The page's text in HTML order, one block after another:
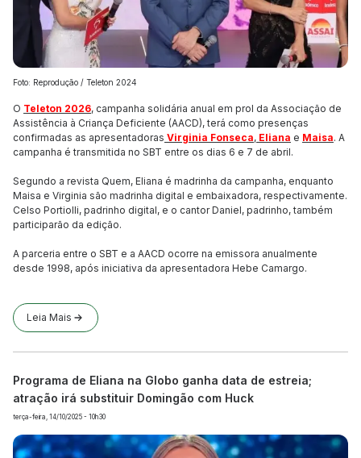
Foto: Reprodução / Teleton 2024
O Teleton 2026, campanha solidária anual em prol da Associação de
Assistência à Criança Deficiente (AACD), terá como presenças
confirmadas as apresentadoras Virginia Fonseca, Eliana e Maisa. A
campanha é transmitida no SBT entre os dias 6 e 7 de abril.
Segundo a revista Quem, Eliana é madrinha da campanha, enquanto
Maisa e Virginia são madrinha digital e embaixadora, respectivamente.
Celso Portiolli, padrinho digital, e o cantor Daniel, padrinho, também
participarão da edição.
A parceria entre o SBT e a AACD ocorre na emissora anualmente
desde 1998, após iniciativa da apresentadora Hebe Camargo.
Leia Mais
Programa de Eliana na Globo ganha data de estreia;
atração irá substituir Domingão com Huck
terça-feira, 14/10/2025 - 10h30